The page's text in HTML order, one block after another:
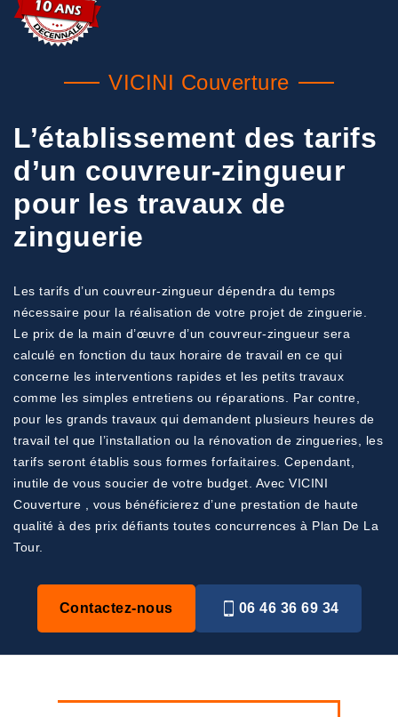
VICINI Couverture
L’établissement des tarifs
d’un couvreur-zingueur
pour les travaux de
zinguerie
Les tarifs d’un couvreur-zingueur dépendra du temps
nécessaire pour la réalisation de votre projet de zinguerie.
Le prix de la main d’œuvre d’un couvreur-zingueur sera
calculé en fonction du taux horaire de travail en ce qui
concerne les interventions rapides et les petits travaux
comme les simples entretiens ou réparations. Par contre,
pour les grands travaux qui demandent plusieurs heures de
travail tel que l’installation ou la rénovation de zingueries, les
tarifs seront établis sous formes forfaitaires. Cependant,
inutile de vous soucier de votre budget. Avec VICINI
Couverture , vous bénéficierez d’une prestation de haute
qualité à des prix défiants toutes concurrences à Plan De La
Tour.
Contactez-nous 06 46 36 69 34